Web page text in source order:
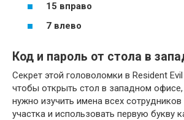
15 вправо
7 влево
Код и пароль от стола в
Секрет этой головоломки в Resident
чтобы открыть стол в западном офисе,
нужно изучить имена всех
участка и использовать первую букву